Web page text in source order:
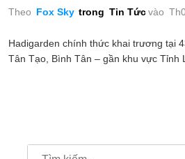
Theo Fox Sky trong Tin Tứcvào
Hadigarden chính thức khai trương tại
Tân Tạo, Bình Tân – gần khu vực Tỉnh